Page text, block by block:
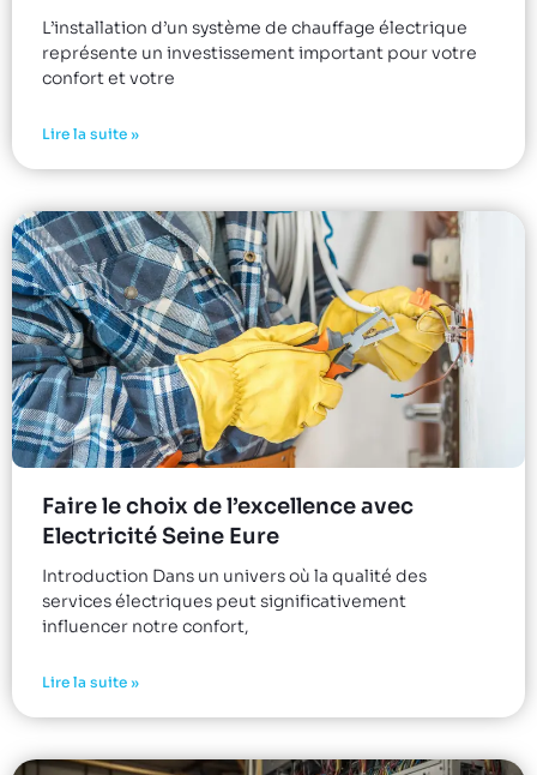
L’installation d’un système de chauffage électrique
représente un investissement important pour votre
confort et votre
Lire la suite »
Faire le choix de l’excellence avec
Electricité Seine Eure
Introduction Dans un univers où la qualité des
services électriques peut significativement
influencer notre confort,
Lire la suite »